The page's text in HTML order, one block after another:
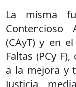
La misma
Contencioso
(CAyT) y en
Faltas (PCy
a la mejora y
Justicia,